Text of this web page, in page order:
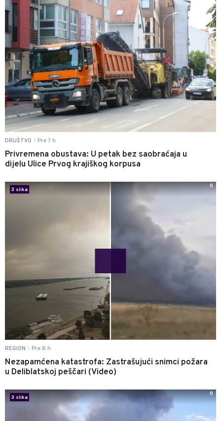
DRUŠTVO Pre 7 h
Privremena obustava: U petak bez saobraćaja u
dijelu Ulice Prvog krajiškog korpusa
REGION Pre 8 h
Nezapamćena katastrofa: Zastrašujući snimci požara
u Deliblatskoj peščari (Video)
3 slika
0
3 slika
0